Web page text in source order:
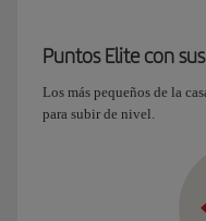
Puntos Elite con
Los más pequeños de la
para subir de nivel.